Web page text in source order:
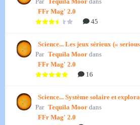
FFr Mag' 2.0
45
Science... Les jeux sérieux («
Par Tequila Moor dans
FFr Mag' 2.0
16
Science... Système solaire et
Par Tequila Moor dans
FFr Mag' 2.0